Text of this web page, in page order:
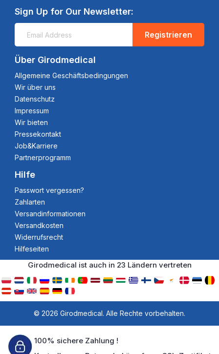
Sign Up for Our Newsletter:
Registrieren
Über Girodmedical
Allgemeine Geschäftsbedingungen
Wir über uns
Datenschutz
Impressum
Wir bieten
Pressekontakt
Job&Karriere
Partnerprogramm
Hilfe
Passwort vergessen?
Zahlarten
Versandinformationen
Versandkosten
Widerrufsrecht
Hilfeseiten
Girodmedical ist auch in 23 Ländern vertreten
© 2026 Girodmedical. Alle Rechte vorbehalten.
100% sichere Zahlung !